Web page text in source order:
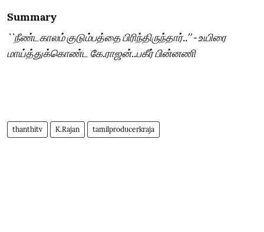
Summary
``நீண்டகாலம் குடும்பத்தை பிரிந்திருந்தார்..’’ - உயிரை
மாய்த்துக்கொண்ட கே.ராஜன்..பகீர் பின்னணி
thanthitv K.Rajan tamilproducerkraja